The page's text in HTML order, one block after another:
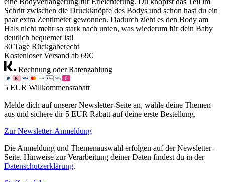
Schritt zwischen die Druckknöpfe des Bodys und schon hast du ein
paar extra Zentimeter gewonnen. Dadurch zieht es den Body am
Hals nicht mehr so stark nach unten, was wiederum für dein Baby
deutlich bequemer ist!
30 Tage Rückgaberecht
Kostenloser Versand ab 69€
Rechnung oder Ratenzahlung
5 EUR Willkommensrabatt
Melde dich auf unserer Newsletter-Seite an, wähle deine Themen
aus und sichere dir 5 EUR Rabatt auf deine erste Bestellung.
Zur Newsletter-Anmeldung
Die Anmeldung und Themenauswahl erfolgen auf der Newsletter-
Seite. Hinweise zur Verarbeitung deiner Daten findest du in der
Datenschutzerklärung.